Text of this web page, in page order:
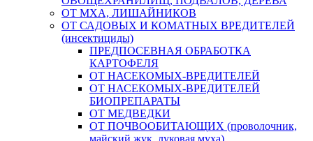
ОТ МХА, ЛИШАЙНИКОВ
ОТ САДОВЫХ И КОМАТНЫХ ВРЕДИТЕЛЕЙ
(инсектициды)
ПРЕДПОСЕВНАЯ ОБРАБОТКА
КАРТОФЕЛЯ
ОТ НАСЕКОМЫХ-ВРЕДИТЕЛЕЙ
ОТ НАСЕКОМЫХ-ВРЕДИТЕЛЕЙ
БИОПРЕПАРАТЫ
ОТ МЕДВЕДКИ
ОТ ПОЧВООБИТАЮЩИХ (проволочник,
майский жук, луковая муха)